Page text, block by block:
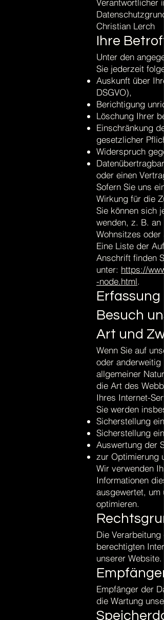
Verantwortlicher
Christian Lerch
Ihre
Unter den
Sie jederzeit
Auskunft über
DSGVO),
Berichtigung
Löschung Ihrer
Einschränkung
gesetzlicher
Widerspruch
oder einen
Sofern Sie uns
Wirkung für die
Sie können sich
wenden, z. B.
Wohnsitzes
Eine Liste der
Anschrift finden
unter: https://
-node.html.
Besuch
Art und
Wenn Sie auf
oder anderweitig
allgemeiner
die Art des
Ihres Internet-
Sie werden
Sicherstellung
Sicherstellung
Auswertung der
zur Optimierung
Wir verwenden
Informationen
ausgewertet, um
optimieren.
Die
berechtigten
unserer Website.
Empfänger:
Empfänger der
die Wartung